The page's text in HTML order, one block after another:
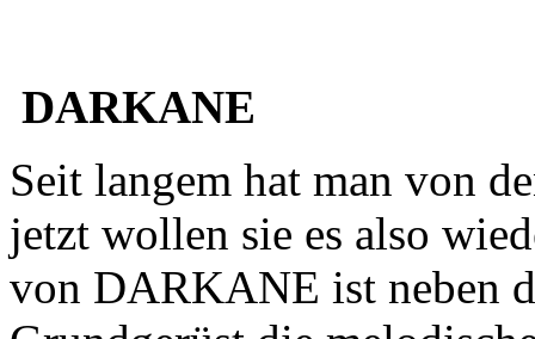
DARKANE
Seit langem hat man von
jetzt wollen sie es also
von DARKANE ist neben